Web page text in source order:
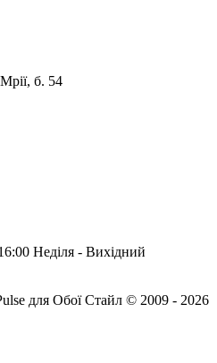
б. 54
Неділя - Вихідний
для Обої Стайл © 2009 - 2026